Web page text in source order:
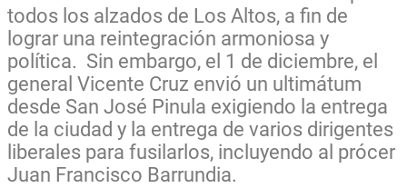
todos los alzados de Los Altos, a fin de
lograr una reintegración armoniosa y
política. Sin embargo, el 1 de diciembre, el
general Vicente Cruz envió un ultimátum
desde San José Pinula exigiendo la entrega
de la ciudad y la entrega de varios dirigentes
liberales para fusilarlos, incluyendo al prócer
Juan Francisco Barrundia.